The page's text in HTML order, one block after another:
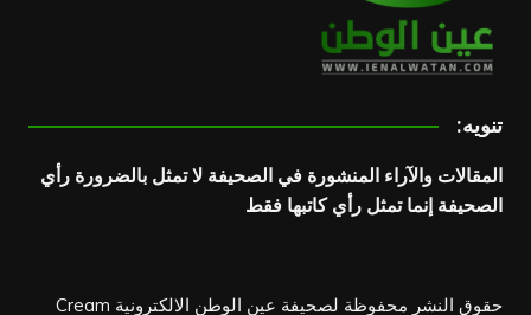
تنويه:
المقالات والآراء المنشورة في الصحيفة لا تمثل بالضرورة رأي
الصحيفة إنما تمثل رأي كاتبها فقط
حقوق النشر محفوظة لصحيفة عين الوطن الالكترونية Cream